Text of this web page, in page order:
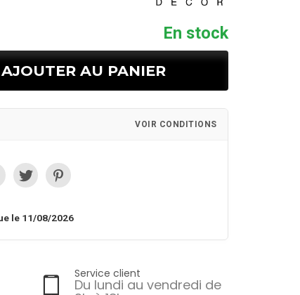
En stock
AJOUTER AU PANIER
VOIR CONDITIONS
le 11/08/2026
Service client
Du lundi au vendredi de